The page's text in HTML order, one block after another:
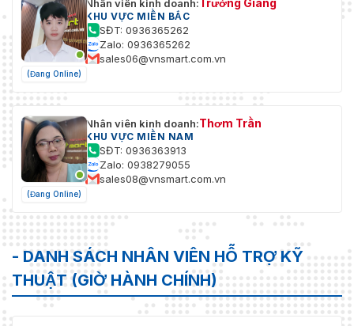
(Đang Online)
Nhân viên kinh doanh:Trường Giang
KHU VỰC MIỀN BẮC
SĐT: 0936365262
Zalo: 0936365262
sales06@vnsmart.com.vn
(Đang Online)
Nhân viên kinh doanh:Thơm Trần
KHU VỰC MIỀN NAM
SĐT: 0936363913
Zalo: 0938279055
sales08@vnsmart.com.vn
- DANH SÁCH NHÂN VIÊN HỖ TRỢ KỸ
THUẬT (GIỜ HÀNH CHÍNH)